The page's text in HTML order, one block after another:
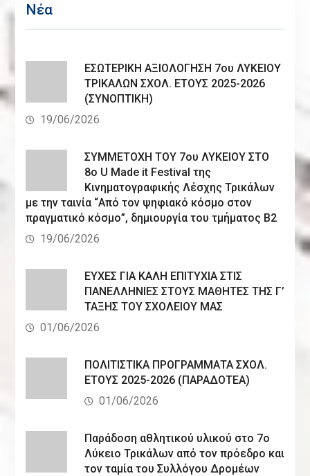
Νέα
ΕΣΩΤΕΡΙΚΗ ΑΞΙΟΛΟΓΗΣΗ 7ου ΛΥΚΕΙΟΥ
ΤΡΙΚΑΛΩΝ ΣΧΟΛ. ΕΤΟΥΣ 2025-2026
(ΣΥΝΟΠΤΙΚΗ)
19/06/2026
ΣΥΜΜΕΤΟΧΗ ΤΟΥ 7ου ΛΥΚΕΙΟΥ ΣΤΟ
8ο U Made it Festival της
Κινηματογραφικής Λέσχης Τρικάλων
με την ταινία “Από τον ψηφιακό κόσμο στον
πραγματικό κόσμο”, δημιουργία του τμήματος Β2
19/06/2026
ΕΥΧΕΣ ΓΙΑ ΚΑΛΗ ΕΠΙΤΥΧΙΑ ΣΤΙΣ
ΠΑΝΕΛΛΗΝΙΕΣ ΣΤΟΥΣ ΜΑΘΗΤΕΣ ΤΗΣ Γ’
ΤΑΞΗΣ ΤΟΥ ΣΧΟΛΕΙΟΥ ΜΑΣ
01/06/2026
ΠΟΛΙΤΙΣΤΙΚΑ ΠΡΟΓΡΑΜΜΑΤΑ ΣΧΟΛ.
ΕΤΟΥΣ 2025-2026 (ΠΑΡΑΔΟΤΕΑ)
01/06/2026
Παράδοση αθλητικού υλικού στο 7ο
Λύκειο Τρικάλων από τον πρόεδρο και
τον ταμία του Συλλόγου Δρομέων